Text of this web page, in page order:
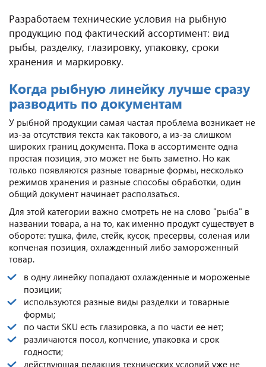
Разработаем технические условия на рыбную
продукцию под фактический ассортимент: вид
рыбы, разделку, глазировку, упаковку, сроки
хранения и маркировку.
Когда рыбную линейку лучше сразу
разводить по документам
У рыбной продукции самая частая проблема возникает не
из-за отсутствия текста как такового, а из-за слишком
широких границ документа. Пока в ассортименте одна
простая позиция, это может не быть заметно. Но как
только появляются разные товарные формы, несколько
режимов хранения и разные способы обработки, один
общий документ начинает расползаться.
Для этой категории важно смотреть не на слово "рыба" в
названии товара, а на то, как именно продукт существует в
обороте: тушка, филе, стейк, кусок, пресервы, соленая или
копченая позиция, охлажденный либо замороженный
товар.
в одну линейку попадают охлажденные и мороженые
позиции;
используются разные виды разделки и товарные
формы;
по части SKU есть глазировка, а по части ее нет;
различаются посол, копчение, упаковка и срок
годности;
действующая редакция технических условий уже не